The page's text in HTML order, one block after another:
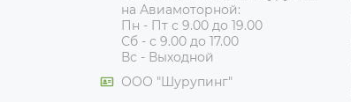
на Авиамоторной:
Пн - Пт с 9.00 до 19.00
Сб - с 9.00 до 17.00
Вс - Выходной
ООО "Шурупинг"